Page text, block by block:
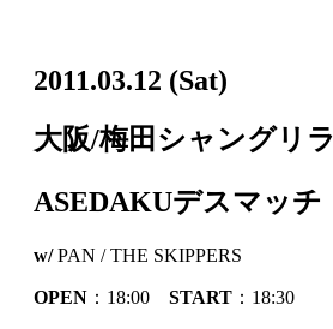
2011.03.12 (Sat)
大阪/梅田シャングリラ
ASEDAKUデスマッチ
w/PAN / THE SKIPPERS
OPEN ：18:00 START ：18:30